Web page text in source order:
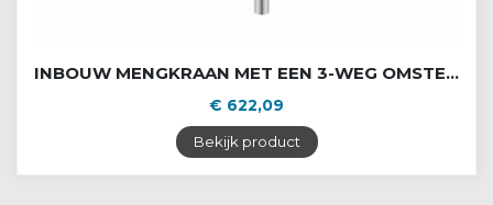
INBOUW MENGKRAAN MET EEN 3-WEG OMSTELLER
€ 622,09
Bekijk product